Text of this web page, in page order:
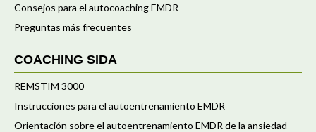
Consejos para el autocoaching EMDR
Preguntas más frecuentes
COACHING SIDA
REMSTIM 3000
Instrucciones para el autoentrenamiento EMDR
Orientación sobre el autoentrenamiento EMDR de la ansiedad